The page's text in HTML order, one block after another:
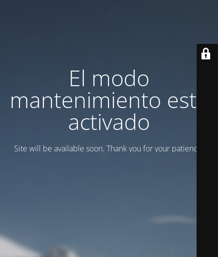
El modo
mantenimiento está
activado
Site will be available soon. Thank you for your patience!